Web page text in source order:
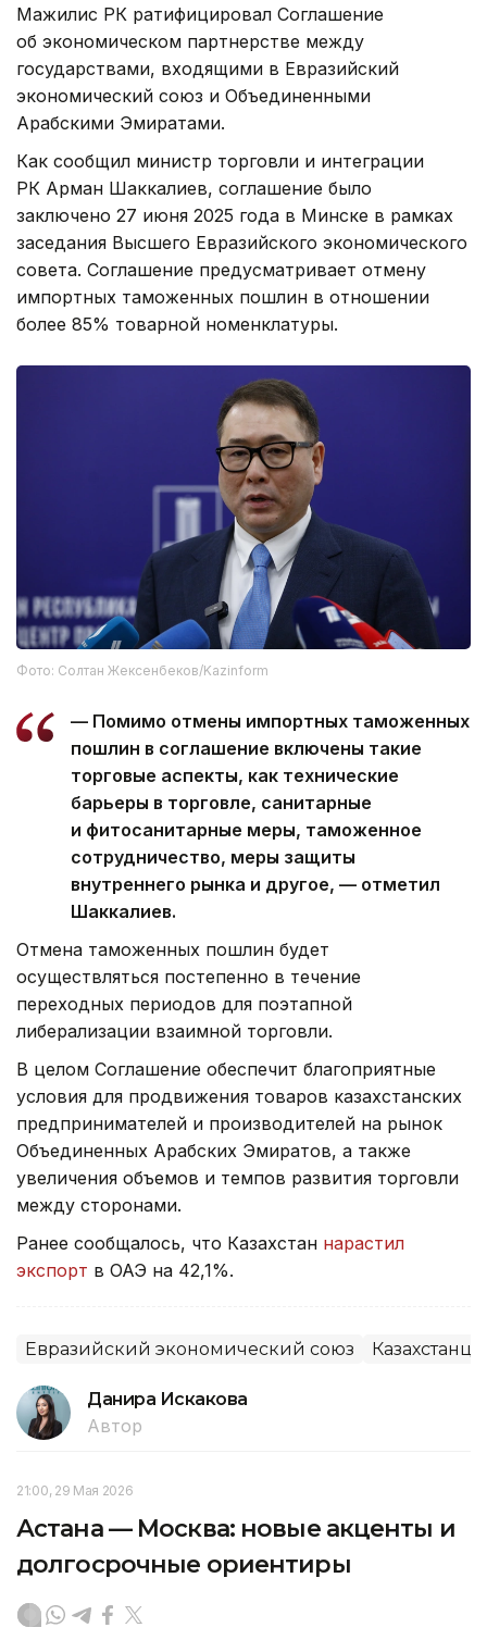
Мажилис РК ратифицировал Соглашение
об экономическом партнерстве между
государствами, входящими в Евразийский
экономический союз и Объединенными
Арабскими Эмиратами.
Как сообщил министр торговли и интеграции
РК Арман Шаккалиев, соглашение было
заключено 27 июня 2025 года в Минске в рамках
заседания Высшего Евразийского экономического
совета. Соглашение предусматривает отмену
импортных таможенных пошлин в отношении
более 85% товарной номенклатуры.
Фото: Солтан Жексенбеков/Kazinform
— Помимо отмены импортных таможенных
пошлин в соглашение включены такие
торговые аспекты, как технические
барьеры в торговле, санитарные
и фитосанитарные меры, таможенное
сотрудничество, меры защиты
внутреннего рынка и другое, — отметил
Шаккалиев.
Отмена таможенных пошлин будет
осуществляться постепенно в течение
переходных периодов для поэтапной
либерализации взаимной торговли.
В целом Соглашение обеспечит благоприятные
условия для продвижения товаров казахстанских
предпринимателей и производителей на рынок
Объединенных Арабских Эмиратов, а также
увеличения объемов и темпов развития торговли
между сторонами.
Ранее сообщалось, что Казахстан нарастил
экспорт в ОАЭ на 42,1%.
Евразийский экономический союз Казахстанцы
Данира Искакова
Автор
21:00, 29 Мая 2026
Астана — Москва: новые акценты и
долгосрочные ориентиры